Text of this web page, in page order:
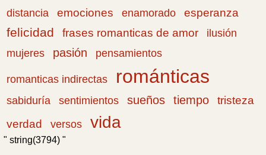
distancia emociones enamorado esperanza
felicidad frases romanticas de amor
ilusión
mujeres
pasión pensamientos
romanticas indirectas románticas
sabiduría sentimientos sueños tiempo
tristeza
verdad
versos vida
" string(3794) "